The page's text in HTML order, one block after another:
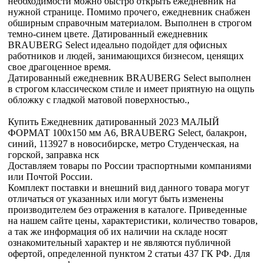
нужной странице. Помимо прочего, ежедневник снабжен
обширным справочным материалом. Выполнен в строгом
темно-синем цвете. Датированный ежедневник
BRAUBERG Select идеально подойдет для офисных
работников и людей, занимающихся бизнесом, ценящих
свое драгоценное время.
Датированный ежедневник BRAUBERG Select выполнен
в строгом классическом стиле и имеет приятную на ощупь
обложку с гладкой матовой поверхностью.,
Купить Ежедневник датированный 2023 МАЛЫЙ
ФОРМАТ 100х150 мм А6, BRAUBERG Select, балакрон,
синий, 113927 в новосибирске, метро Студенческая, на
горской, заправка нск
Доставляем товары по России траспортными компаниями
или Почтой России.
Комплект поставки и внешний вид данного товара могут
отличаться от указанных или могут быть изменены
производителем без отражения в каталоге. Приведенные
на нашем сайте цены, характеристики, количество товаров,
а так же информация об их наличии на складе носят
ознакомительный характер и не являются публичной
офертой, определенной пунктом 2 статьи 437 ГК РФ. Для